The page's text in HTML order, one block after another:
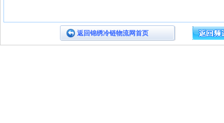
返回锦绣冷链物流网首页